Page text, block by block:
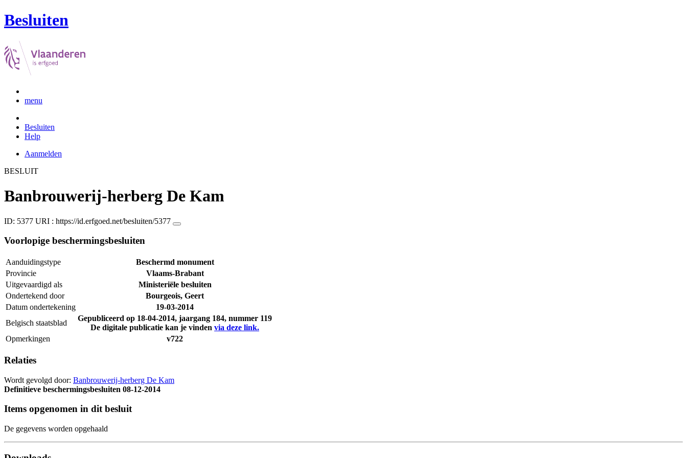
Besluiten
menu
Besluiten
Help
Aanmelden
BESLUIT
Banbrouwerij-herberg De Kam
ID: 5377 URI : https://id.erfgoed.net/besluiten/5377
Voorlopige beschermingsbesluiten
Aanduidingstype
Beschermd monument
Provincie
Vlaams-Brabant
Uitgevaardigd als
Ministeriële besluiten
Ondertekend door
Bourgeois, Geert
Datum ondertekening
19-03-2014
Belgisch staatsblad
Gepubliceerd op 18-04-2014, jaargang 184, nummer 119
De digitale publicatie kan je vinden via deze link.
Opmerkingen
v722
Relaties
Wordt gevolgd door: Banbrouwerij-herberg De Kam
Definitieve beschermingsbesluiten 08-12-2014
Items opgenomen in dit besluit
De gegevens worden opgehaald